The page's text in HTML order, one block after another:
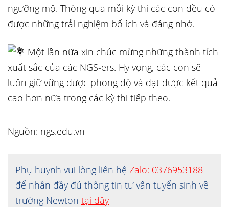
ngưỡng mộ. Thông qua mỗi kỳ thi các con đều có
được những trải nghiệm bổ ích và đáng nhớ.
Một lần nữa xin chúc mừng những thành tích
xuất sắc của các NGS-ers. Hy vọng, các con sẽ
luôn giữ vững được phong độ và đạt được kết quả
cao hơn nữa trong các kỳ thi tiếp theo.
Nguồn: ngs.edu.vn
Phụ huynh vui lòng liên hệ Zalo: 0376953188
để nhận đầy đủ thông tin tư vấn tuyển sinh về
trường Newton tại đây